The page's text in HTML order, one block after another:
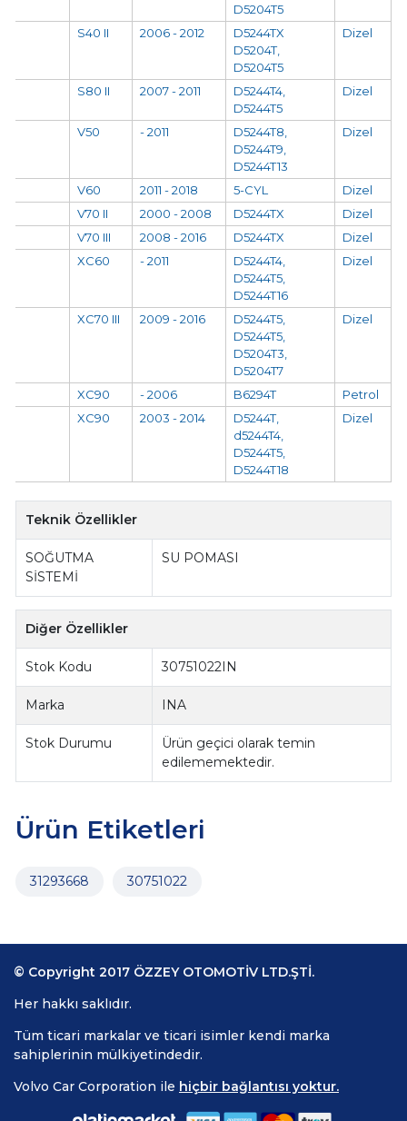
D5204T5
S40 II 2006 - 2012
D5244TX
D5204T,
D5204T5
Dizel
S80 II 2007 - 2011
D5244T4,
D5244T5
Dizel
V50 - 2011
D5244T8,
D5244T9,
D5244T13
Dizel
V60 2011 - 2018 5-CYL
Dizel
V70 II
2000 - 2008 D5244TX
Dizel
V70 III
2008 - 2016 D5244TX
Dizel
XC60
- 2011
D5244T4,
D5244T5,
D5244T16
Dizel
XC70 III 2009 - 2016
D5244T5,
D5244T5,
D5204T3,
D5204T7
Dizel
XC90 - 2006 B6294T
Petrol
XC90
2003 - 2014
D5244T,
d5244T4,
D5244T5,
D5244T18
Dizel
Teknik Özellikler
SOĞUTMA
SİSTEMİ
SU POMASI
Diğer Özellikler
Stok Kodu 30751022IN
Marka INA
Stok Durumu
Ürün geçici olarak temin
edilememektedir.
Ürün Etiketleri
31293668 30751022
© Copyright 2017 ÖZZEY OTOMOTİV LTD.ŞTİ.
Her hakkı saklıdır.
Tüm ticari markalar ve ticari isimler kendi marka
sahiplerinin mülkiyetindedir.
Volvo Car Corporation ile hiçbir bağlantısı yoktur.